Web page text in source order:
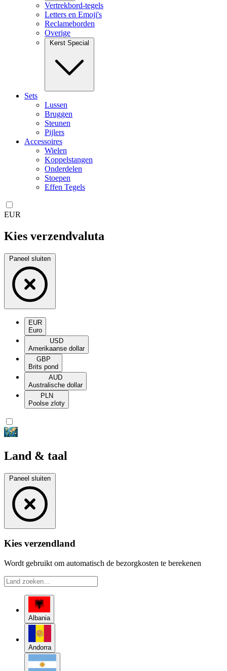
Vertrekbord-tegels
Letters en Emoji's
Reclameborden
Overige
Kerst Special
Sets
Lussen
Bruggen
Steunen
Pijlers
Accessoires
Wielen
Koppelstangen
Onderdelen
Stoepen
Effen Tegels
EUR
Kies verzendvaluta
Paneel sluiten
EUR
Euro
USD
Amerikaanse dollar
GBP
Brits pond
AUD
Australische dollar
PLN
Poolse zloty
Land & taal
Paneel sluiten
Kies verzendland
Wordt gebruikt om automatisch de bezorgkosten te berekenen
Albania
Andorra